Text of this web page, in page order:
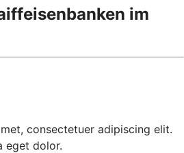
im
consectetuer adipiscing elit.
eget dolor.